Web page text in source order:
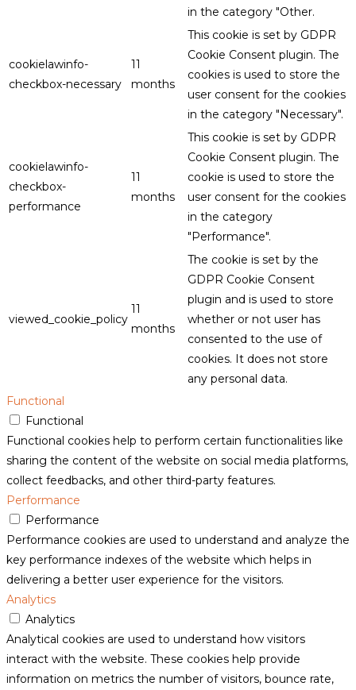
in the category "Other.
cookielawinfo-
checkbox-necessary
11
months
This cookie is set by GDPR
Cookie Consent plugin. The
cookies is used to store the
user consent for the cookies
in the category "Necessary".
cookielawinfo-
checkbox-
performance
11
months
This cookie is set by GDPR
Cookie Consent plugin. The
cookie is used to store the
user consent for the cookies
in the category
"Performance".
viewed_cookie_policy
11
months
The cookie is set by the
GDPR Cookie Consent
plugin and is used to store
whether or not user has
consented to the use of
cookies. It does not store
any personal data.
Functional
Functional
Functional cookies help to perform certain functionalities like
sharing the content of the website on social media platforms,
collect feedbacks, and other third-party features.
Performance
Performance
Performance cookies are used to understand and analyze the
key performance indexes of the website which helps in
delivering a better user experience for the visitors.
Analytics
Analytics
Analytical cookies are used to understand how visitors
interact with the website. These cookies help provide
information on metrics the number of visitors, bounce rate,